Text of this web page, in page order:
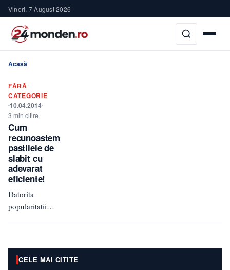
Vineri, 7 August 2026
Acasă
FĂRĂ
CATEGORIE
10.04.2014
3 min citire
Cum
recunoastem
pastilele de
slabit cu
adevarat
eficiente!
Datorita
popularitatii
multe produse
CELE MAI CITITE